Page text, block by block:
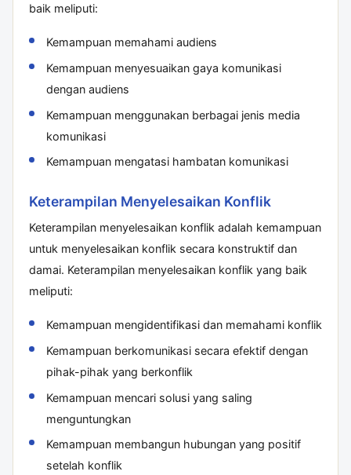
baik meliputi:
Kemampuan memahami audiens
Kemampuan menyesuaikan gaya komunikasi
dengan audiens
Kemampuan menggunakan berbagai jenis media
komunikasi
Kemampuan mengatasi hambatan komunikasi
Keterampilan Menyelesaikan Konflik
Keterampilan menyelesaikan konflik adalah kemampuan
untuk menyelesaikan konflik secara konstruktif dan
damai. Keterampilan menyelesaikan konflik yang baik
meliputi:
Kemampuan mengidentifikasi dan memahami konflik
Kemampuan berkomunikasi secara efektif dengan
pihak-pihak yang berkonflik
Kemampuan mencari solusi yang saling
menguntungkan
Kemampuan membangun hubungan yang positif
setelah konflik